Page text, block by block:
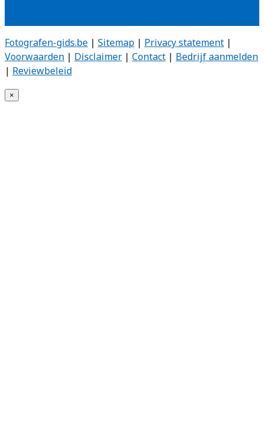
Fotografen-gids.be | Sitemap | Privacy statement |
Voorwaarden | Disclaimer | Contact | Bedrijf aanmelden
| Reviewbeleid
×